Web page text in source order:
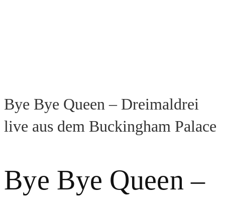
Bye Bye Queen – Dreimaldrei
live aus dem Buckingham Palace
Bye Bye Queen –